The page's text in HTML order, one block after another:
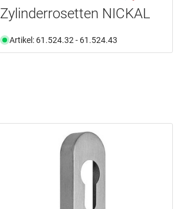
Zylinderrosetten NICKAL
Artikel: 61.524.32 - 61.524.43